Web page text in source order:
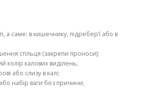
а саме: в кишечнику, підребер’ї або в
стільця (закрепи проноси);
колір калових виділень;
або слизу в калі;
набір ваги без причини;